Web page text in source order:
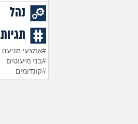
נהל
תגיות
#אמצעי מניעה
#בני מיעוטים
#קונדומים